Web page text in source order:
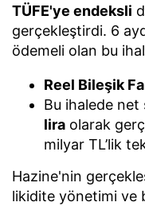
TÜFE'ye endeksli
gerçekleştirdi. 6
ödemeli olan bu
Reel Bileşik
Bu ihalede net
lira olarak
milyar TL’lik
Hazine'nin
likidite yönetimi ve